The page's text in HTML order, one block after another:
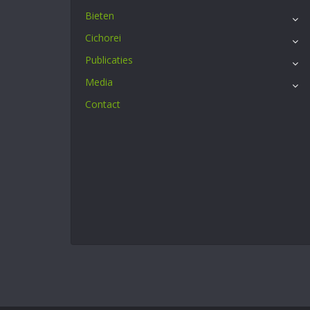
Bieten
Cichorei
Publicaties
Media
Contact